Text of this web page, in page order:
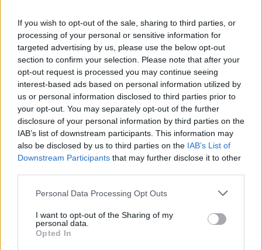
If you wish to opt-out of the sale, sharing to third parties, or
processing of your personal or sensitive information for
targeted advertising by us, please use the below opt-out
section to confirm your selection. Please note that after your
opt-out request is processed you may continue seeing
interest-based ads based on personal information utilized by
us or personal information disclosed to third parties prior to
your opt-out. You may separately opt-out of the further
disclosure of your personal information by third parties on the
IAB’s list of downstream participants. This information may
also be disclosed by us to third parties on the IAB’s List of
Downstream Participants that may further disclose it to other
Personal Data Processing Opt Outs
I want to opt-out of the Sharing of my
personal data.
Opted In
Ζελένσκι: Περισσότεροι από 50.000 Βορειοκορεάτες
στρατιώτες θα αναπτυχθούν στη Ρωσία
«Τα λουλούδια μιλούν» του Βασίλη Ξημέρη
Οδήγηση με σαγιονάρες: Επιτρέπεται τελικά ή
κινδυνεύεις με πρόστιμο;
15:03
Δεκέμβριο του 2025 οι καταθέσεις φυσικών προσώπων
αυξήθηκαν από 106,4 δισ. ευρώ σε 148,7 δισ. ευρώ
Η Ελληνική Ολυμπιακή Επιτροπή ξεκινά τον καθαρισμό
των μαρμάρων του Παναθηναϊκού Σταδίου